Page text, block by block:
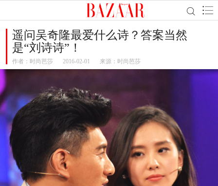
遥问吴奇隆最爱什么诗？答案当然
是“刘诗诗”！
作者： 时尚芭莎 2016-02-01 来源：时尚芭莎